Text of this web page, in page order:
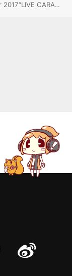
Wataru Hatano Live Tour 2017“LIVE CARAVAN”千葉(夜の部)レポート到着！